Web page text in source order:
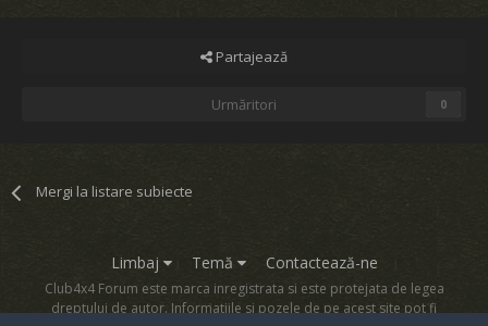
Partajează
Urmăritori 0
Mergi la listare subiecte
Limbaj Temă Contactează-ne
Club4x4 Forum este marca inregistrata si este protejata de legea
dreptului de autor. Informatiile si pozele de pe acest site pot fi